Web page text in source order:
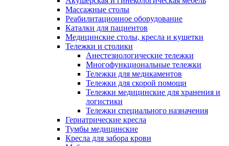
Массажные столы
Реабилитационное оборудование
Каталки для пациентов
Медицинские столы, кресла и кушетки
Тележки и столики
Анестезиологические тележки
Многофункциональные тележки
Тележки для медикаментов
Тележки для скорой помощи
Тележки медицинские для хранения и
логистики
Тележки специального назначения
Гериатрические кресла
Тумбы медицинские
Кресла для забора крови